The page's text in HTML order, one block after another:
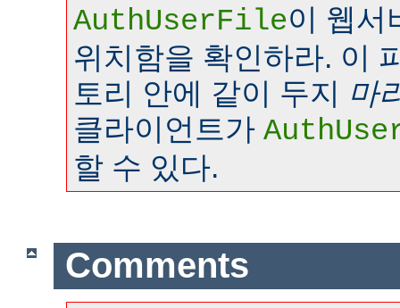
AuthUserFile이 웹서
위치함을 확인하라. 이
토리 안에 같이 두지 마
클라이언트가
할 수 있다.
Comments